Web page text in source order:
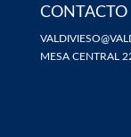
CONTACTO
MESA CENTRAL